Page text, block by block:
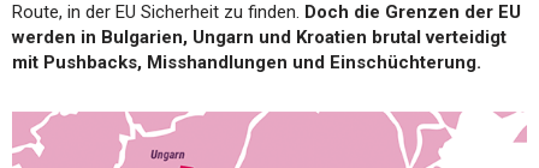
Route, in der EU Sicherheit zu finden. Doch die Grenzen der EU
werden in Bulgarien, Ungarn und Kroatien brutal verteidigt
mit Pushbacks, Misshandlungen und Einschüchterung.